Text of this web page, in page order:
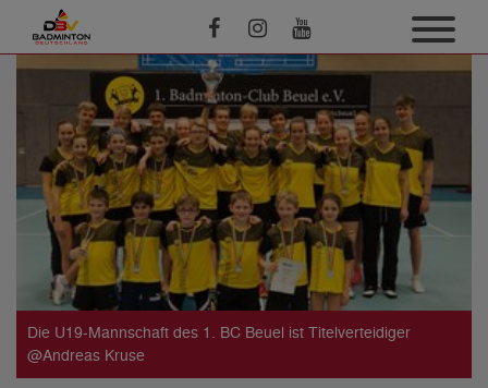
Die U19-Mannschaft des 1. BC Beuel ist Titelverteidiger
@Andreas Kruse